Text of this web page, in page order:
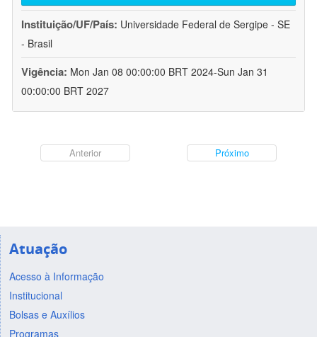
Instituição/UF/País: Universidade Federal de Sergipe - SE
- Brasil
Vigência: Mon Jan 08 00:00:00 BRT 2024-Sun Jan 31
00:00:00 BRT 2027
Anterior Próximo
Atuação
Acesso à Informação
Institucional
Bolsas e Auxílios
Programas